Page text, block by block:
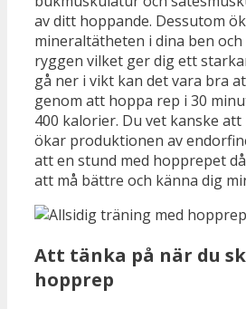
av ditt hoppande. Dessutom
mineraltätheten i dina ben och
ryggen vilket ger dig ett
gå ner i vikt kan det vara bra
genom att hoppa rep i 30
400 kalorier. Du vet kanske
ökar produktionen av
att en stund med hopprepet
att må bättre och känna dig
Att tänka på när du
hopprep